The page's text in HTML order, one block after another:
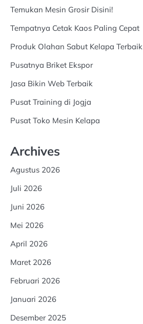
Temukan Mesin Grosir Disini!
Tempatnya Cetak Kaos Paling Cepat
Produk Olahan Sabut Kelapa Terbaik
Pusatnya Briket Ekspor
Jasa Bikin Web Terbaik
Pusat Training di Jogja
Pusat Toko Mesin Kelapa
Archives
Agustus 2026
Juli 2026
Juni 2026
Mei 2026
April 2026
Maret 2026
Februari 2026
Januari 2026
Desember 2025